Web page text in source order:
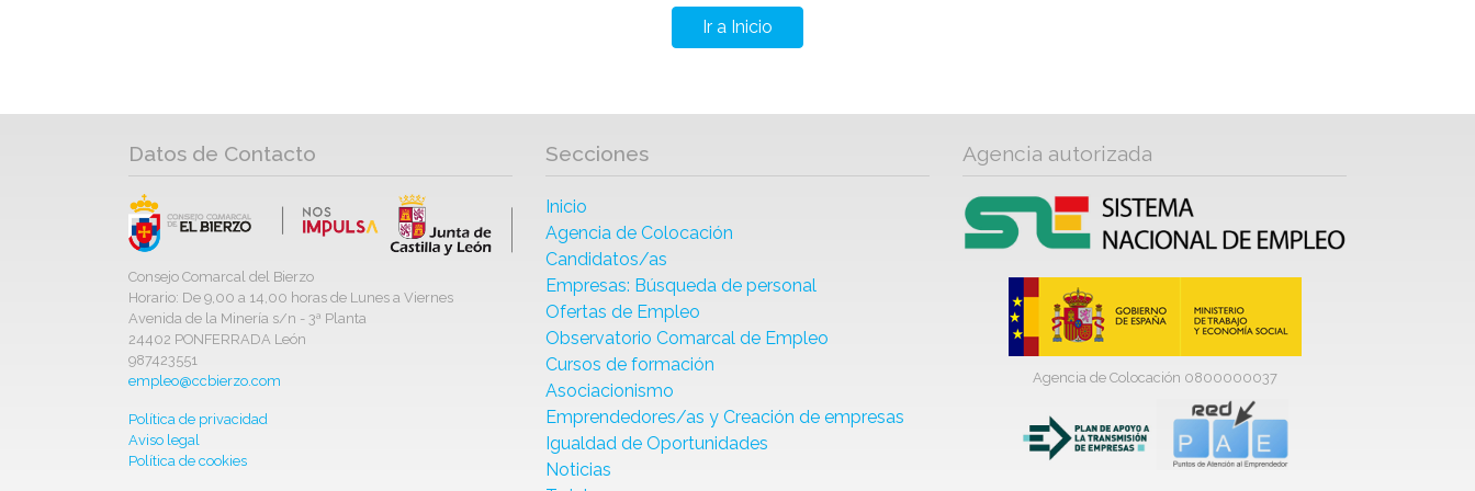
Ir a Inicio
Datos de Contacto
Consejo Comarcal del Bierzo
Horario: De 9,00 a 14,00 horas de Lunes a Viernes
Avenida de la Minería s/n - 3ª Planta
24402 PONFERRADA León
987423551
empleo@ccbierzo.com
Política de privacidad
Aviso legal
Política de cookies
Secciones
Inicio
Agencia de Colocación
Candidatos/as
Empresas: Búsqueda de personal
Ofertas de Empleo
Observatorio Comarcal de Empleo
Cursos de formación
Asociacionismo
Emprendedores/as y Creación de empresas
Igualdad de Oportunidades
Noticias
Agencia autorizada
Agencia de Colocación 0800000037